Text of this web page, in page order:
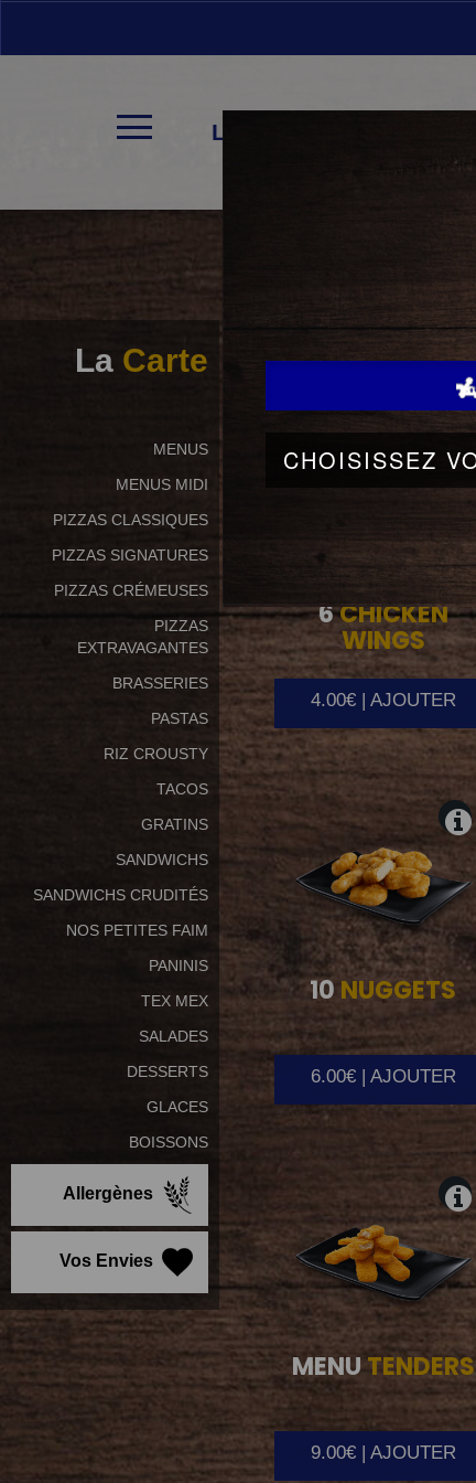
LA CARTE
La Carte
MENUS
MENUS MIDI
PIZZAS CLASSIQUES
PIZZAS SIGNATURES
PIZZAS CRÉMEUSES
PIZZAS
EXTRAVAGANTES
BRASSERIES
PASTAS
RIZ CROUSTY
TACOS
GRATINS
SANDWICHS
SANDWICHS CRUDITÉS
NOS PETITES FAIM
PANINIS
TEX MEX
SALADES
DESSERTS
GLACES
BOISSONS
Allergènes
Vos Envies
6CHICKEN
WINGS
4.00€ | AJOUTER
10 NUGGETS
6.00€ | AJOUTER
MENUTENDERS
9.00€ | AJOUTER